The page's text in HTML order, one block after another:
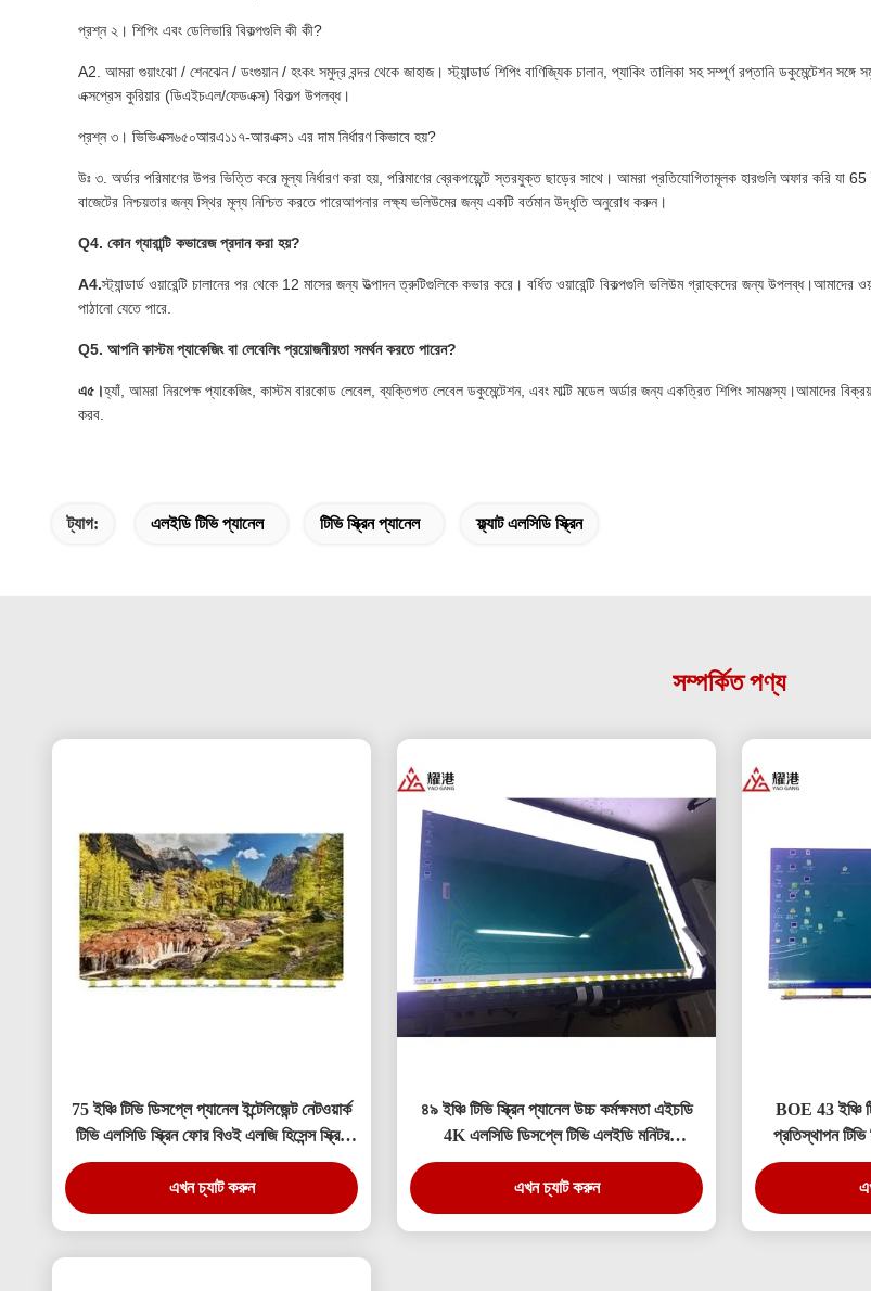
প্রশ্ন ২। শিপিং এবং ডেলিভারি বিকল্পগুলি কী কী?
A2. আমরা গুয়াংঝো / শেনঝেন / ডংগুয়ান / হংকং সমুদ্র বন্দর থেকে জাহাজ। স্ট্যান্ডার্ড শিপিং বাণিজ্যিক চালান, প্যাকিং তালিকা সহ সম্পূর্ণ রপ্তানি ডকুমেন্টেশন
এক্সপ্রেস কুরিয়ার (ডিএইচএল/ফেডএক্স) বিকল্প উপলব্ধ।
প্রশ্ন ৩। ভিভিএক্স৬৫০আরএ১১৭-আরএক্স১ এর দাম নির্ধারণ কিভাবে হয়?
উঃ ৩. অর্ডার পরিমাণের উপর ভিত্তি করে মূল্য নির্ধারণ করা হয়, পরিমাণের ব্রেকপয়েন্টে স্তরযুক্ত ছাড়ের সাথে। আমরা প্রতিযোগিতামূলক হারগুলি অফার করি যা 65
বাজেটের নিশ্চয়তার জন্য স্থির মূল্য নিশ্চিত করতে পারেআপনার লক্ষ্য ভলিউমের জন্য একটি বর্তমান উদ্ধৃতি অনুরোধ করুন।
Q4. কোন গ্যারান্টি কভারেজ প্রদান করা হয়?
A4.স্ট্যান্ডার্ড ওয়ারেন্টি চালানের পর থেকে 12 মাসের জন্য উত্পাদন ত্রুটিগুলিকে কভার করে। বর্ধিত ওয়ারেন্টি বিকল্পগুলি ভলিউম গ্রাহকদের জন্য উপলব্ধ।আমাদের
পাঠানো যেতে পারে.
Q5. আপনি কাস্টম প্যাকেজিং বা লেবেলিং প্রয়োজনীয়তা সমর্থন করতে পারেন?
এ৫।হ্যাঁ, আমরা নিরপেক্ষ প্যাকেজিং, কাস্টম বারকোড লেবেল, ব্যক্তিগত লেবেল ডকুমেন্টেশন, এবং মাল্টি মডেল অর্ডার জন্য একত্রিত শিপিং সামঞ্জস্য।আমাদের
করব.
ট্যাগ: এলইডি টিভি প্যানেল টিভি স্ক্রিন প্যানেল ফ্ল্যাট এলসিডি স্ক্রিন
সম্পর্কিত পণ্য
75 ইঞ্চি টিভি ডিসপ্লে প্যানেল ইন্টেলিজেন্ট নেটওয়ার্ক
টিভি এলসিডি স্ক্রিন ফোর বিওই এলজি হিসেন্স স্ক্রিন
প্রতিস্থাপন
এখন চ্যাট করুন
৪৯ ইঞ্চি টিভি স্ক্রিন প্যানেল উচ্চ কর্মক্ষমতা এইচডি
4K এলসিডি ডিসপ্লে টিভি এলইডি মনিটর
DV490FHB-NV0
এখন চ্যাট করুন
BOE 43 ইঞ্চি
প্রতিস্থাপন